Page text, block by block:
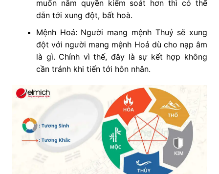
muốn nắm quyền kiểm soát hơn thì có thể
dẫn tới xung đột, bất hoà.
Mệnh Hoả: Người mang mệnh Thuỷ sẽ xung
đột với người mang mệnh Hoả dù cho nạp âm
là gì. Chính vì thế, đây là sự kết hợp không
cần tránh khi tiến tới hôn nhân.